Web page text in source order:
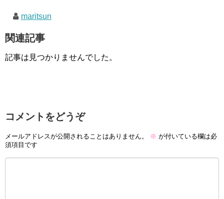
maritsun
関連記事
記事は見つかりませんでした。
コメントをどうぞ
メールアドレスが公開されることはありません。 ※ が付いている欄は必
須項目です